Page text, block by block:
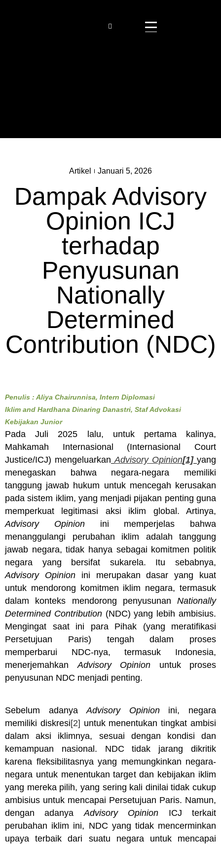
Artikel Januari 5, 2026
Dampak Advisory
Opinion ICJ
terhadap
Penyusunan
Nationally
Determined
Contribution (NDC)
Penulis : Aliya Chairunnisa, Intern Diplomasi
Iklim and Hardhana Dinaring Danastri, Staf Advokasi
Kebijakan Junior
Pada Juli 2025 lalu, untuk pertama kalinya,
Mahkamah Internasional (Internasional Court
Justice/ICJ) mengeluarkan Advisory Opinion[1] yang
menegaskan bahwa negara-negara memiliki
tanggung jawab hukum untuk mencegah kerusakan
pada sistem iklim, yang menjadi pijakan penting guna
memperkuat legitimasi aksi iklim global. Artinya,
Advisory Opinionini memperjelas bahwa
menanggulangi perubahan iklim adalah tanggung
jawab negara, tidak hanya sebagai komitmen politik
negara yang bersifat sukarela. Itu sebabnya,
Advisory Opinionini merupakan dasar yang kuat
untuk mendorong komitmen iklim negara, termasuk
dalam konteks mendorong penyusunan Nationally
Determined Contribution (NDC) yang lebih ambisius.
Mengingat saat ini para Pihak (yang meratifikasi
Persetujuan Paris) tengah dalam proses
memperbarui NDC-nya, termasuk Indonesia,
menerjemahkanAdvisory Opinion untuk proses
penyusunan NDC menjadi penting.
Sebelum adanyaAdvisory Opinionini, negara
memiliki diskresi[2] untuk menentukan tingkat ambisi
dalam aksi iklimnya, sesuai dengan kondisi dan
kemampuan nasional. NDC tidak jarang dikritik
karena fleksibilitasnya yang memungkinkan negara-
negara untuk menentukan target dan kebijakan iklim
yang mereka pilih, yang sering kali dinilai tidak cukup
ambisius untuk mencapai Persetujuan Paris. Namun,
dengan adanyaAdvisory Opinion ICJ terkait
perubahan iklim ini, NDC yang tidak mencerminkan
upaya terbaik dari suatu negara untuk mencapai